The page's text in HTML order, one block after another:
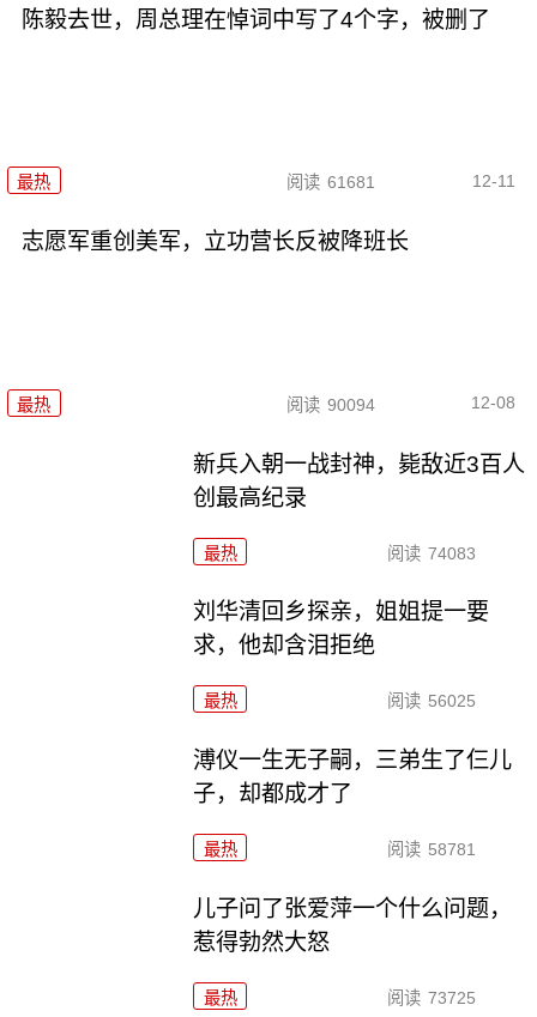
陈毅去世，周总理在悼词中写了4个字，被删了
最热 阅读 61681 12-11
志愿军重创美军，立功营长反被降班长
最热 阅读 90094 12-08
新兵入朝一战封神，毙敌近3百人
创最高纪录
最热 阅读 74083
刘华清回乡探亲，姐姐提一要
求，他却含泪拒绝
最热 阅读 56025
溥仪一生无子嗣，三弟生了仨儿
子，却都成才了
最热 阅读 58781
儿子问了张爱萍一个什么问题，
惹得勃然大怒
最热 阅读 73725